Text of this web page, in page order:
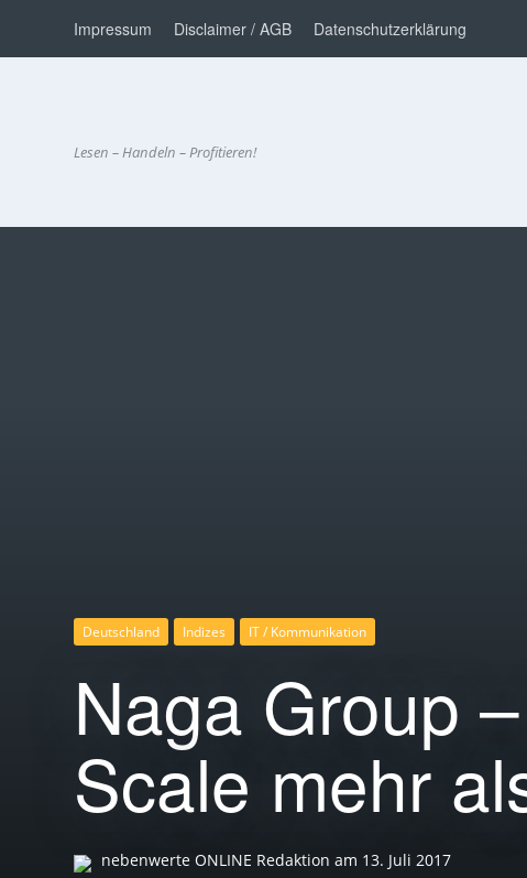
Impressum Disclaimer / AGB Datenschutzerklärung
Lesen – Handeln – Profitieren!
Deutschland Indizes IT / Kommunikation
Naga Group
Scale mehr
nebenwerte ONLINE Redaktionam 13. Juli 2017